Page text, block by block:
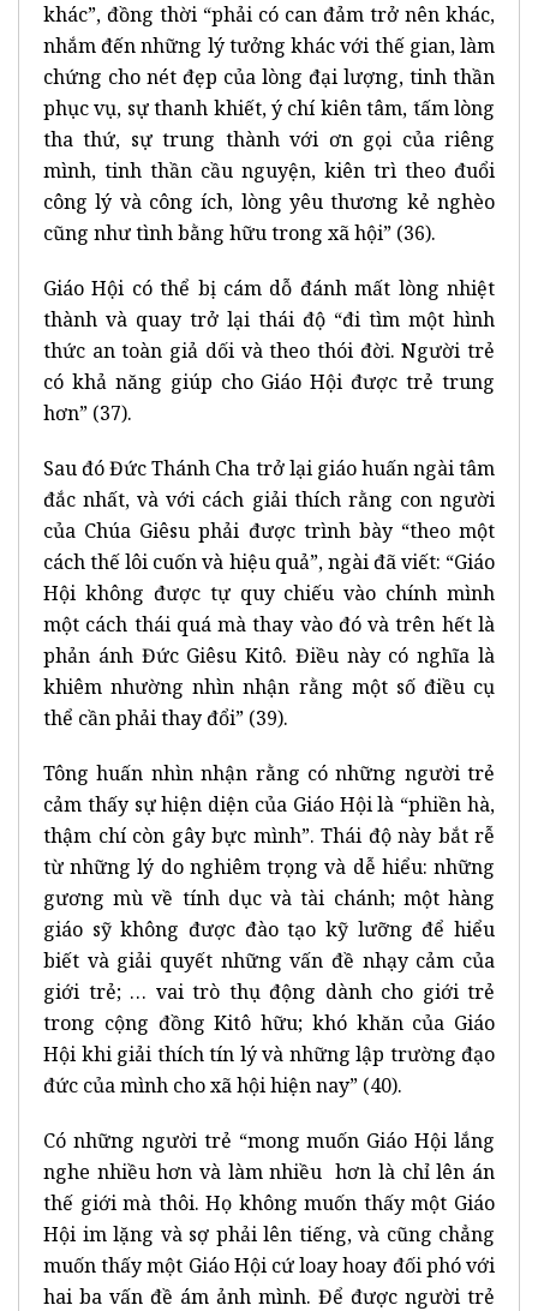
khác”, đồng thời “phải có can đảm trở nên khác,
nhắm đến những lý tưởng khác với thế gian, làm
chứng cho nét đẹp của lòng đại lượng, tinh thần
phục vụ, sự thanh khiết, ý chí kiên tâm, tấm lòng
tha thứ, sự trung thành với ơn gọi của riêng
mình, tinh thần cầu nguyện, kiên trì theo đuổi
công lý và công ích, lòng yêu thương kẻ nghèo
cũng như tình bằng hữu trong xã hội” (36).
Giáo Hội có thể bị cám dỗ đánh mất lòng nhiệt
thành và quay trở lại thái độ “đi tìm một hình
thức an toàn giả dối và theo thói đời. Người trẻ
có khả năng giúp cho Giáo Hội được trẻ trung
hơn” (37).
Sau đó Đức Thánh Cha trở lại giáo huấn ngài tâm
đắc nhất, và với cách giải thích rằng con người
của Chúa Giêsu phải được trình bày “theo một
cách thế lôi cuốn và hiệu quả”, ngài đã viết: “Giáo
Hội không được tự quy chiếu vào chính mình
một cách thái quá mà thay vào đó và trên hết là
phản ánh Đức Giêsu Kitô. Điều này có nghĩa là
khiêm nhường nhìn nhận rằng một số điều cụ
thể cần phải thay đổi” (39).
Tông huấn nhìn nhận rằng có những người trẻ
cảm thấy sự hiện diện của Giáo Hội là “phiền hà,
thậm chí còn gây bực mình”. Thái độ này bắt rễ
từ những lý do nghiêm trọng và dễ hiểu: những
gương mù về tính dục và tài chánh; một hàng
giáo sỹ không được đào tạo kỹ lưỡng để hiểu
biết và giải quyết những vấn đề nhạy cảm của
giới trẻ; … vai trò thụ động dành cho giới trẻ
trong cộng đồng Kitô hữu; khó khăn của Giáo
Hội khi giải thích tín lý và những lập trường đạo
đức của mình cho xã hội hiện nay” (40).
Có những người trẻ “mong muốn Giáo Hội lắng
nghe nhiều hơn và làm nhiều hơn là chỉ lên án
thế giới mà thôi. Họ không muốn thấy một Giáo
Hội im lặng và sợ phải lên tiếng, và cũng chẳng
muốn thấy một Giáo Hội cứ loay hoay đối phó với
hai ba vấn đề ám ảnh mình. Để được người trẻ